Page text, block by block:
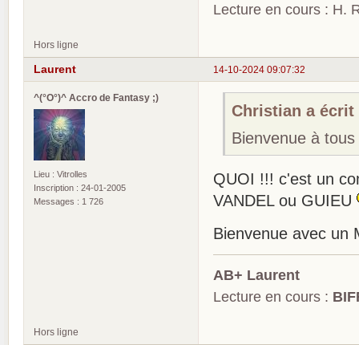
Lecture en cours : H.
Hors ligne
14-10-2024 09:07:32
Laurent
^(°O°)^ Accro de Fantasy ;)
Lieu : Vitrolles
Inscription : 24-01-2005
Messages : 1 726
Christian a écrit
Bienvenue à
QUOI !!! c'est un
VANDEL ou GUIEU
Bienvenue avec un
AB+ Laurent
Lecture en cours :
Hors ligne